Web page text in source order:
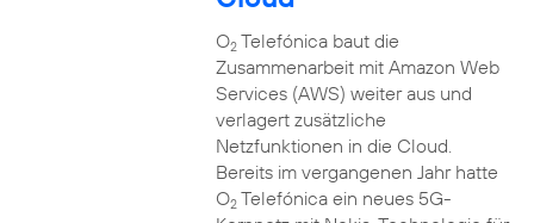
O2Telefónica baut die
Zusammenarbeit mit Amazon Web
Services (AWS) weiter aus und
verlagert zusätzliche
Netzfunktionen in die Cloud.
Bereits im vergangenen Jahr hatte
O2Telefónica ein neues 5G-